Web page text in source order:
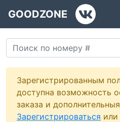
GOODZONE
Зарегистрированным
доступна возможность
заказа и
Зарегистрироваться или